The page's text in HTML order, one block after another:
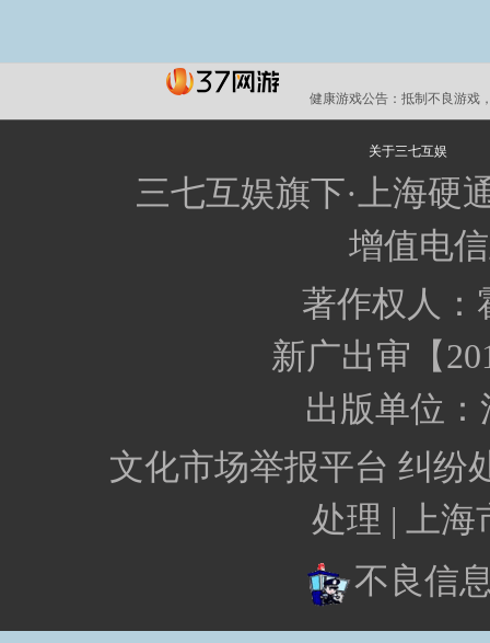
健康游戏公告： 抵制不良游戏
关于三七互娱
三七互娱旗下·上海硬
增值电
著作权人：
新广出审【
出版单位
文化市场举报平台 纠纷
处理 |
上
不良信